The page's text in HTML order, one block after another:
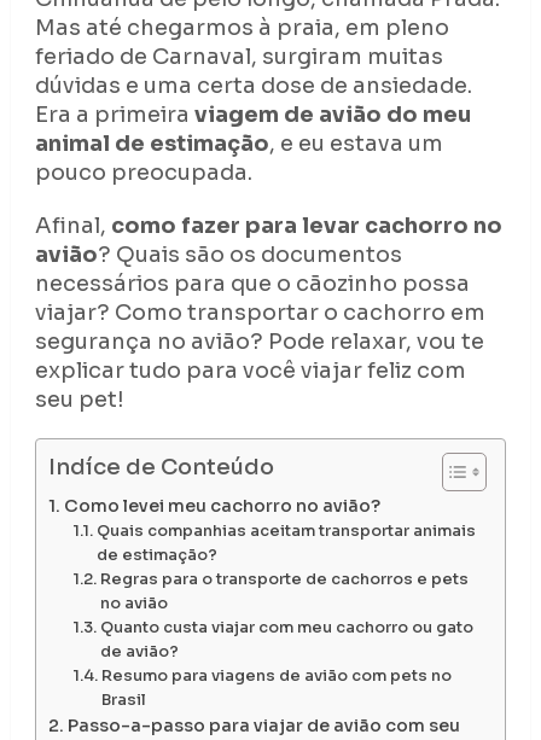
Mas até chegarmos à praia, em pleno
feriado de Carnaval, surgiram muitas
dúvidas e uma certa dose de ansiedade.
Era a primeira viagem de avião do meu
animal de estimação, e eu estava um
pouco preocupada.
Afinal, como fazer para levar cachorro no
avião? Quais são os documentos
necessários para que o cãozinho possa
viajar? Como transportar o cachorro em
segurança no avião? Pode relaxar, vou te
explicar tudo para você viajar feliz com
seu pet!
Indíce de Conteúdo
Como levei meu cachorro no avião?
Quais companhias aceitam transportar animais
de estimação?
Regras para o transporte de cachorros e pets
no avião
Quanto custa viajar com meu cachorro ou gato
de avião?
Resumo para viagens de avião com pets no
Brasil
Passo-a-passo para viajar de avião com seu